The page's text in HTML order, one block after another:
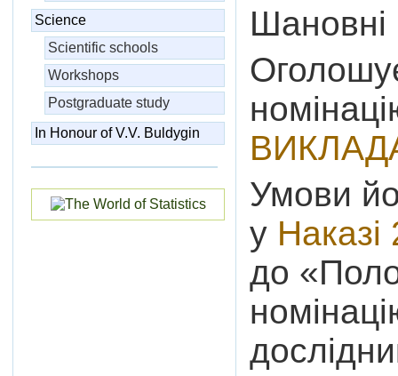
Science
Scientific schools
Workshops
Postgraduate study
In Honour of V.V. Buldygin
Шановні
Умови
у Наказі
до